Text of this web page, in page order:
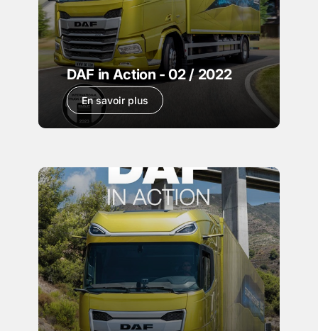
DAF in Action - 02 / 2022
En savoir plus